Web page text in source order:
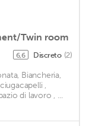
Twin room
6,6 Discreto (2)
Biancheria,
,
di lavoro , ...